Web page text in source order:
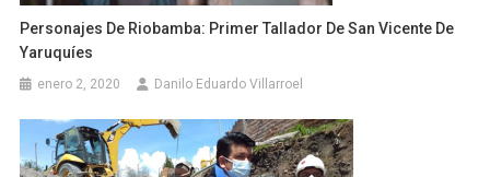
Personajes De Riobamba: Primer Tallador De San Vicente De
Yaruquíes
enero 2, 2020 Danilo Eduardo Villarroel